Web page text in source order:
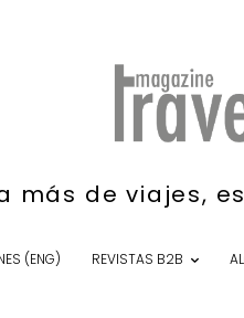
más de viajes,
(ENG) REVISTAS B2B